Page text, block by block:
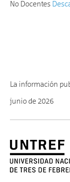
No Docentes
La información
junio de 2026